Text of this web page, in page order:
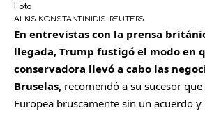
Foto:
ALKIS KONSTANTINIDIS. REUTERS
En entrevistas con la prensa
llegada, Trump fustigó el modo en
conservadora llevó a cabo las
Bruselas, recomendó a su sucesor
Europea bruscamente sin un acuerdo y